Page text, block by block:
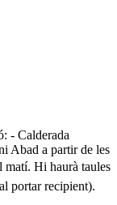
- Calderada
Abad a partir de les
matí. Hi haurà taules
portar recipient).